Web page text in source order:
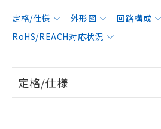
定格/仕様 外形図 回路構成
RoHS/REACH対応状況
定格/仕様